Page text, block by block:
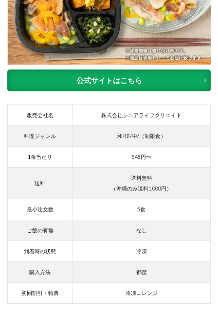
公式サイトはこちら
販売会社名 株式会社シニアライフクリエイト
料理ジャンル 和/洋/中/（制限食）
1食当たり 548円〜
送料
送料無料
（沖縄のみ送料1,000円）
最小注文数 5食
ご飯の有無 なし
到着時の状態 冷凍
購入方法 都度
初回割引・特典 冷凍→レンジ